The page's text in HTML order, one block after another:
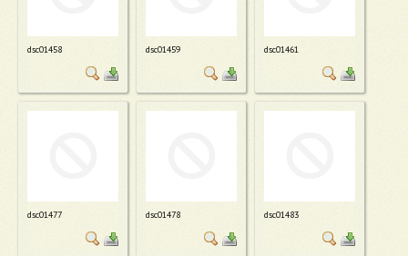
dsc01458 dsc01459 dsc01461
dsc01477 dsc01478 dsc01483